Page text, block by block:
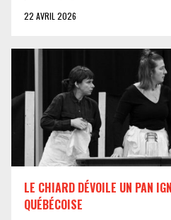
22 AVRIL 2026
LE CHIARD DÉVOILE UN PAN
QUÉBÉCOISE